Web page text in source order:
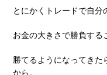
とにかくトレードで⾃分
お⾦の⼤きさで勝負する
勝てるようになってきた
から。